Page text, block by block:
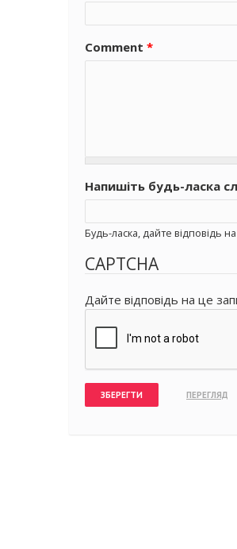
Comment *
Напишіть будь-ласка
Будь-ласка, дайте відповідь
CAPTCHA
Дайте відповідь на це